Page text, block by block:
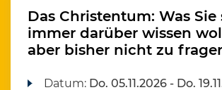
Das Christentum: Was Sie
immer darüber wissen
aber bisher nicht zu
Datum: Do. 05.11.2026 - Do.